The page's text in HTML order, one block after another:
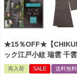
★15％OFF★【
ック江戸小紋 瑞雲 千
再入荷 SALE 送料無料